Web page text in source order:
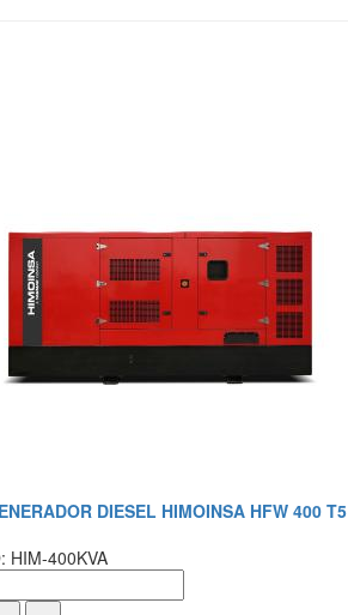
DIESEL HIMOINSA HFW 400 T5
HIM-400KVA